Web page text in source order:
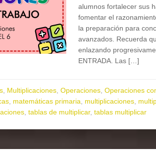
alumnos fortalecer sus
fomentar el
la preparación para
avanzados. Recuerda
enlazando
ENTRADA. Las […]
Multiplicaciones Operaciones Operaciones
matemáticas primaria multiplicaciones
tablas de multiplicar, tablas multiplicar